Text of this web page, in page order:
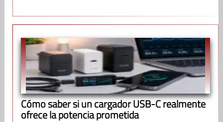
Cómo saber si un cargador USB-C realmente
ofrece la potencia prometida